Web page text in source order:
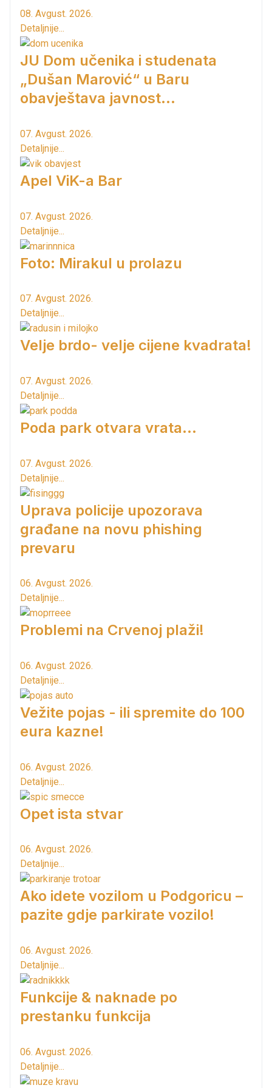
08. Avgust. 2026.
Detaljnije...
JU Dom učenika i studenata
„Dušan Marović“ u Baru
obavještava javnost...
07. Avgust. 2026.
Detaljnije...
Apel ViK-a Bar
07. Avgust. 2026.
Detaljnije...
Foto: Mirakul u prolazu
07. Avgust. 2026.
Detaljnije...
Velje brdo- velje cijene kvadrata!
07. Avgust. 2026.
Detaljnije...
Poda park otvara vrata...
07. Avgust. 2026.
Detaljnije...
Uprava policije upozorava
građane na novu phishing
prevaru
06. Avgust. 2026.
Detaljnije...
Problemi na Crvenoj plaži!
06. Avgust. 2026.
Detaljnije...
Vežite pojas - ili spremite do 100
eura kazne!
06. Avgust. 2026.
Detaljnije...
Opet ista stvar
06. Avgust. 2026.
Detaljnije...
Ako idete vozilom u Podgoricu –
pazite gdje parkirate vozilo!
06. Avgust. 2026.
Detaljnije...
Funkcije & naknade po
prestanku funkcija
06. Avgust. 2026.
Detaljnije...